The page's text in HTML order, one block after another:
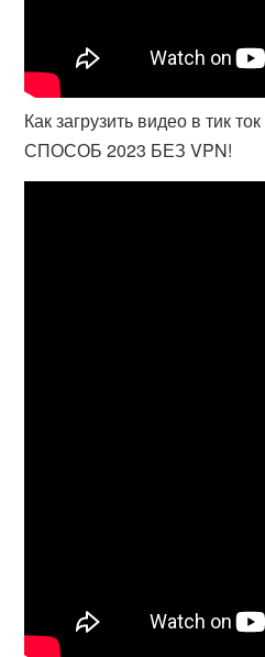
Как загрузить видео в тик
СПОСОБ 2023 БЕЗ VPN!